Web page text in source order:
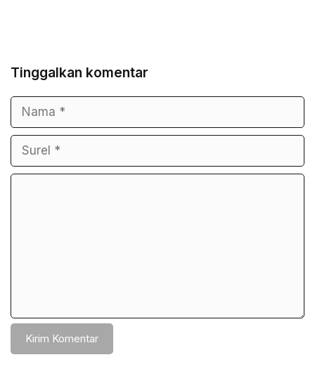
Tinggalkan komentar
Nama
Surel
Komentar